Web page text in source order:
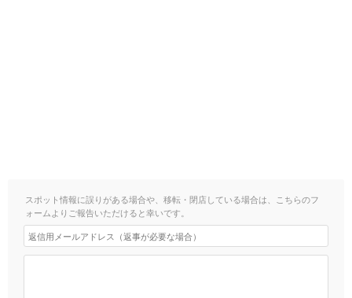
スポット情報に誤りがある場合や、移転・閉店している場合は、こちらのフ
ォームよりご報告いただけると幸いです。